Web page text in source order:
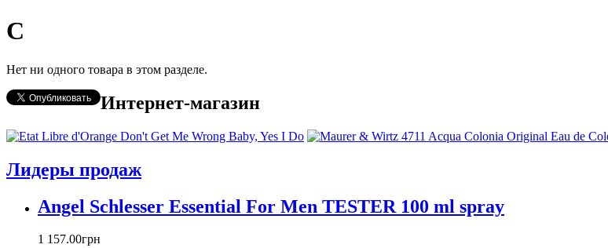
C
Нет ни одного товара в этом разделе.
Интернет-магазин
Лидеры продаж
Angel Schlesser Essential For Men TESTER 100 ml spray
1 157.00грн